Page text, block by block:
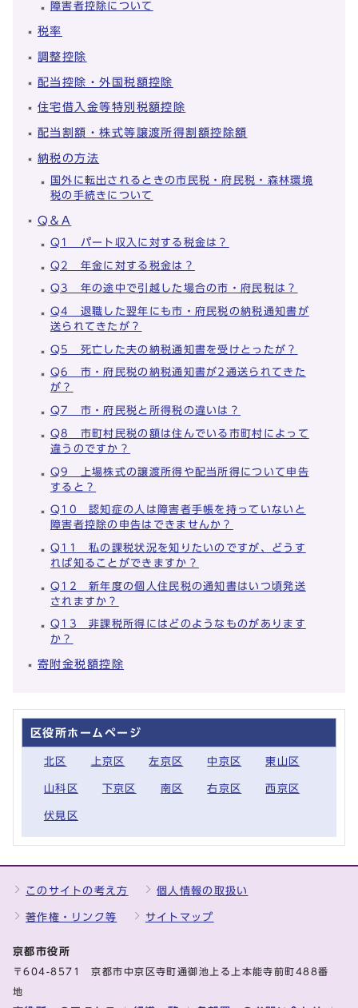
障害者控除について
税率
調整控除
配当控除・外国税額控除
住宅借入金等特別税額控除
配当割額・株式等譲渡所得割額控除額
納税の方法
国外に転出されるときの市民税・府民税・森林環境
税の手続きについて
Q＆A
Q1 パート収入に対する税金は？
Q2 年金に対する税金は？
Q3 年の途中で引越した場合の市・府民税は？
Q4 退職した翌年にも市・府民税の納税通知書が
送られてきたが？
Q5 死亡した夫の納税通知書を受けとったが？
Q6 市・府民税の納税通知書が2通送られてきた
が？
Q7 市・府民税と所得税の違いは？
Q8 市町村民税の額は住んでいる市町村によって
違うのですか？
Q9 上場株式の譲渡所得や配当所得について申告
すると？
Q10 認知症の人は障害者手帳を持っていないと
障害者控除の申告はできませんか？
Q11 私の課税状況を知りたいのですが、どうす
れば知ることができますか？
Q12 新年度の個人住民税の通知書はいつ頃発送
されますか？
Q13 非課税所得にはどのようなものがあります
か？
寄附金税額控除
区役所ホームページ
北区 上京区 左京区 中京区 東山区
山科区 下京区 南区 右京区 西京区
伏見区
このサイトの考え方 個人情報の取扱い
著作権・リンク等 サイトマップ
京都市役所
〒604-8571 京都市中京区寺町通御池上る上本能寺前町488番
地